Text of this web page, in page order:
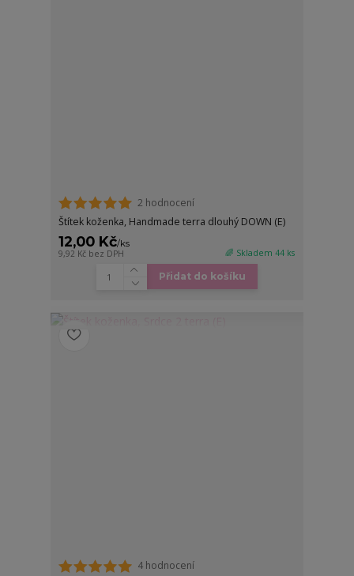
2 hodnocení
Štítek koženka, Handmade terra dlouhý DOWN (E)
12,00 Kč/ks
9,92 Kč bez DPH 🌈 Skladem 44 ks
Přidat do košíku
4 hodnocení